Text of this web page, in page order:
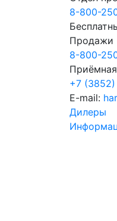
8-800-
Продажи
8-800-
Приёмная
+7
E-mail:
Дилеры